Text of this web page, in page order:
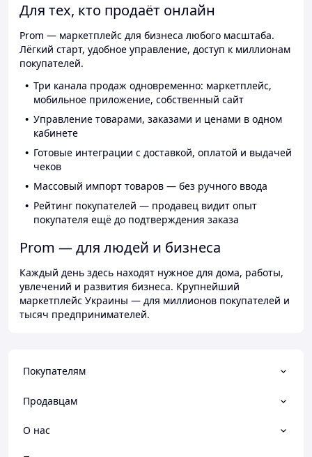
Для тех, кто продаёт онлайн
Prom — маркетплейс для бизнеса любого масштаба.
Лёгкий старт, удобное управление, доступ к миллионам
покупателей.
Три канала продаж одновременно: маркетплейс,
мобильное приложение, собственный сайт
Управление товарами, заказами и ценами в одном
кабинете
Готовые интеграции с доставкой, оплатой и выдачей
чеков
Массовый импорт товаров — без ручного ввода
Рейтинг покупателей — продавец видит опыт
покупателя ещё до подтверждения заказа
Prom — для людей и бизнеса
Каждый день здесь находят нужное для дома, работы,
увлечений и развития бизнеса. Крупнейший
маркетплейс Украины — для миллионов покупателей и
тысяч предпринимателей.
Покупателям
Продавцам
О нас